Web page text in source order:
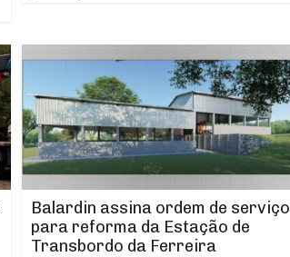
Balardin assina ordem de serviço
para reforma da Estação de
Transbordo da Ferreira